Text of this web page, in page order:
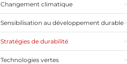
Changement climatique
Sensibilisation au développement durable
Stratégies de durabilité
Technologies vertes